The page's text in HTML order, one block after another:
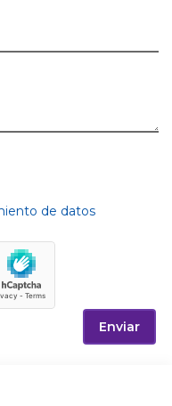
de datos
Enviar